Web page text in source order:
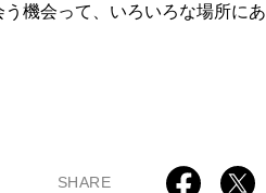
機会って、いろいろな場所にあ
SHARE